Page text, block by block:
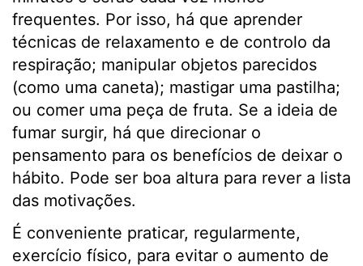
frequentes. Por isso, há que aprender
técnicas de relaxamento e de controlo da
respiração; manipular objetos parecidos
(como uma caneta); mastigar uma pastilha;
ou comer uma peça de fruta. Se a ideia de
fumar surgir, há que direcionar o
pensamento para os benefícios de deixar o
hábito. Pode ser boa altura para rever a lista
das motivações.
É conveniente praticar, regularmente,
exercício físico, para evitar o aumento de